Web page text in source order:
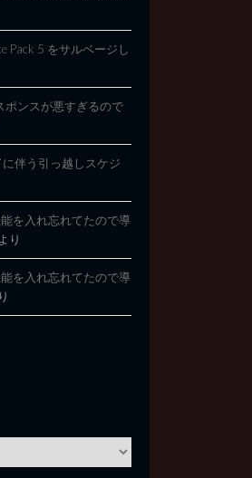
Pack 5 をサルベージし
ポンスが悪すぎるので
に伴う引っ越しスケジ
を入れ忘れてたので導
より
を入れ忘れてたので導